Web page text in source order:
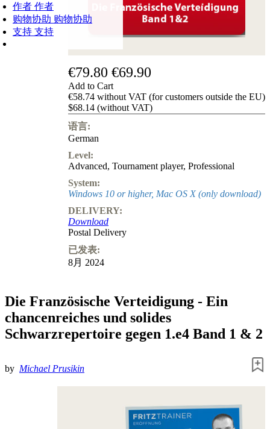
作者 作者
购物协助 购物协助
支持 支持
€79.80 €69.90
Add to Cart
€58.74 without VAT (for customers outside the EU)
$68.14 (without VAT)
语言:
German
Level:
Advanced, Tournament player, Professional
System:
Windows 10 or higher, Mac OS X (only download)
DELIVERY:
Download
Postal Delivery
已发表:
8月 2024
Die Französische Verteidigung - Ein
chancenreiches und solides
Schwarzrepertoire gegen 1.e4 Band 1 & 2
by Michael Prusikin